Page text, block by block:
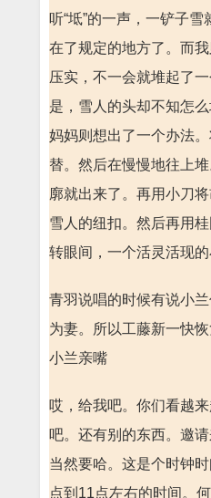
听“坻”的一声，一铲子
在了规定的地方了。而我
压实，不一会就堆起了一
是，雪人的头却不知怎
妈妈则想出了一个办法
替。然后在慢慢地往上
廓就出来了。再用小刀
雪人的纽扣。然后再用
转眼间，一个活灵活现的
青羽说唱的时候有说小
为妻。所以工藤新一快
小兰亲嘴
哎，给我吧。你们看越
吧。还有别的东西。邀
当然要哈。这是个时钟
点到11点左右的时间。